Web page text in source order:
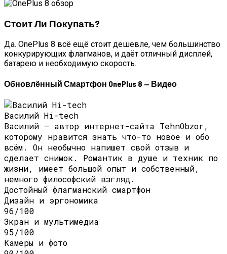
Стоит Ли Покупать?
Да. OnePlus 8 всё ещё стоит дешевле, чем большинство
конкурирующих флагманов, и даёт отличный дисплей,
батарею и необходимую скорость.
Обновлённый Смартфон OnePlus 8 — Видео
Василий Hi-tech
Василий — автор интернет-сайта TehnObzor,
которому нравится знать что-то новое и обо
всём. Он необычно напишет свой отзыв и
сделает снимок. Романтик в душе и техник по
жизни, имеет большой опыт и собственный,
немного философский взгляд.
Достойный флагманский смартфон
Дизайн и эргономика
96/100
Экран и мультимедиа
95/100
Камеры и фото